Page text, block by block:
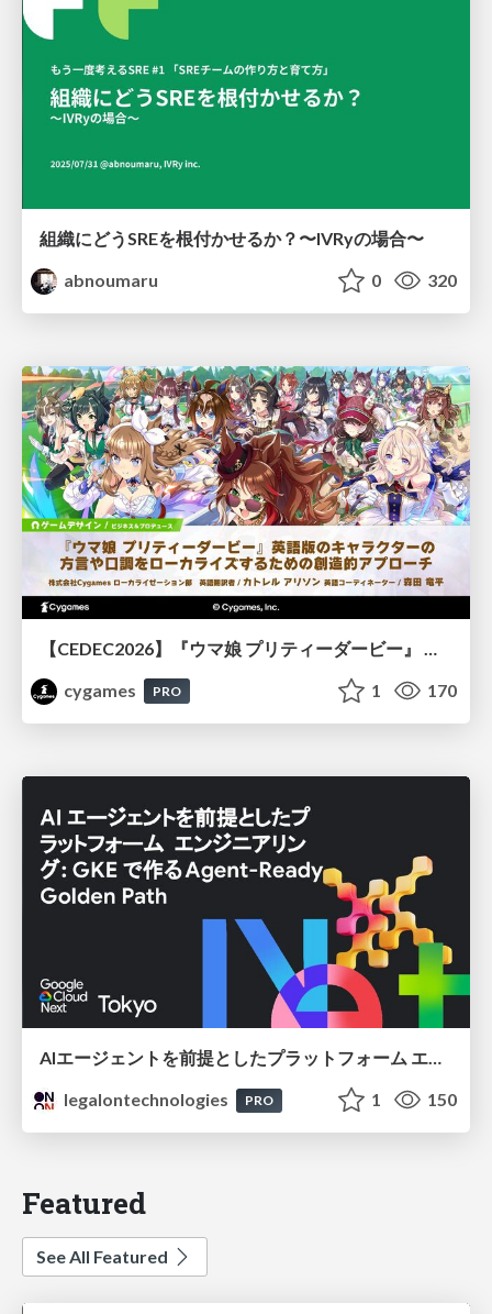
組織にどうSREを根付かせるか？〜IVRyの場合〜
abnoumaru
0 320
cygames
PRO 1 170
AIエージェントを前提としたプラットフォーム エンジニアリング：GKEで作るAgent-Ready Golden Path
legalontechnologies
PRO 1 150
Featured
See All Featured